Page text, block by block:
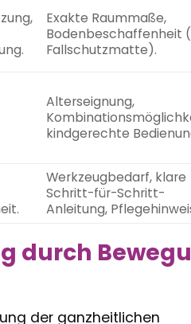
Exakte Raummaße,
Bodenbeschaffenheit
Fallschutzmatte).
Alterseignung,
kindgerechte
Werkzeugbedarf, klare
Schritt-für-Schritt-
Anleitung,
durch
der ganzheitlichen